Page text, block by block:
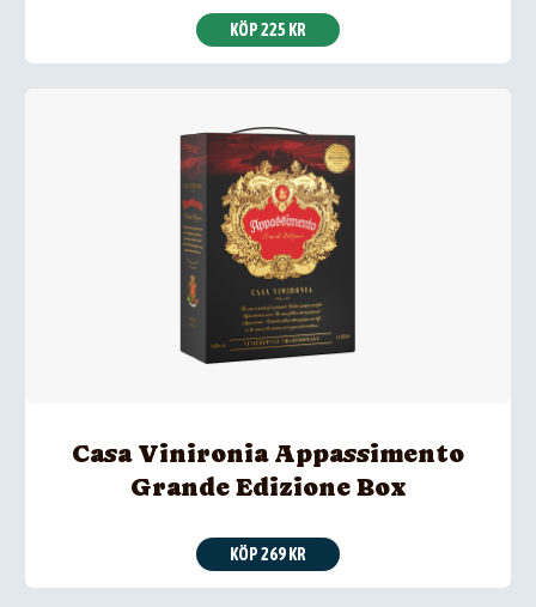
KÖP 225 KR
Casa Vinironia Appassimento
Grande Edizione Box
KÖP 269 KR